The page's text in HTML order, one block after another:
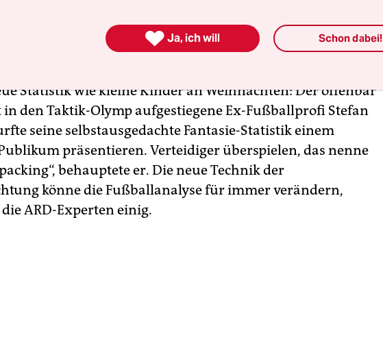
Fetischisten der Fußballanalyse. Mehmet Scholl und
das Expertenduo der ARD, freuten sich in der
Statistik wie kleine Kinder an Weihnachten: Der offenbar
den Taktik-Olymp aufgestiegene Ex-Fußballprofi Stefan
seine selbstausgedachte Fantasie-Statistik einem
präsentieren. Verteidiger überspielen, das nenne
behauptete er. Die neue Technik der
könne die Fußballanalyse für immer verändern,
ARD-Experten einig.
 Ja, ich will Schon dabei!